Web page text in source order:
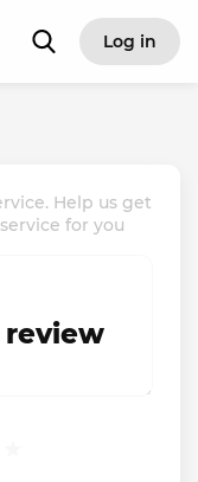
Log in
Help us get
for you